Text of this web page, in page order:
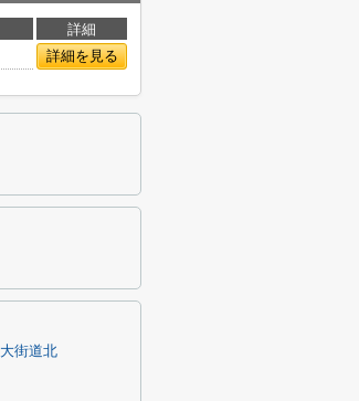
詳細
詳細を見る
大街道北